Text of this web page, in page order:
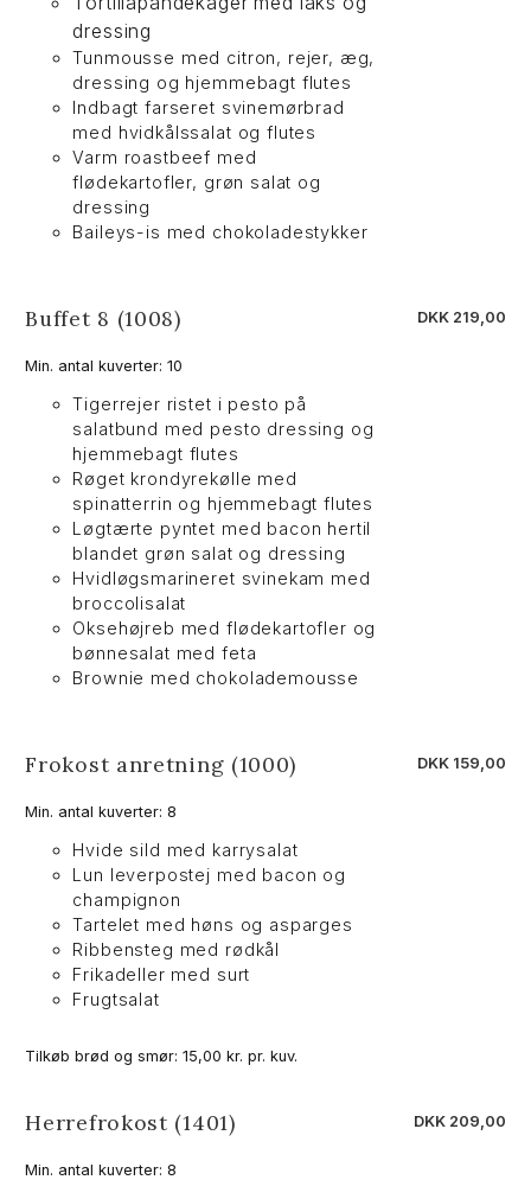
dressing
Tunmousse med citron, rejer, æg,
dressing og hjemmebagt flutes
Indbagt farseret svinemørbrad
med hvidkålssalat og flutes
Varm roastbeef med
flødekartofler, grøn salat og
dressing
Baileys-is med chokoladestykker
Buffet 8 (1008) DKK 219,00
Min. antal kuverter: 10
Tigerrejer ristet i pesto på
salatbund med pesto dressing og
hjemmebagt flutes
Røget krondyrekølle med
spinatterrin og hjemmebagt flutes
Løgtærte pyntet med bacon hertil
blandet grøn salat og dressing
Hvidløgsmarineret svinekam med
broccolisalat
Oksehøjreb med flødekartofler og
bønnesalat med feta
Brownie med chokolademousse
Frokost anretning (1000) DKK 159,00
Min. antal kuverter: 8
Hvide sild med karrysalat
Lun leverpostej med bacon og
champignon
Tartelet med høns og asparges
Ribbensteg med rødkål
Frikadeller med surt
Frugtsalat
Tilkøb brød og smør: 15,00 kr. pr. kuv.
Herrefrokost (1401) DKK 209,00
Min. antal kuverter: 8